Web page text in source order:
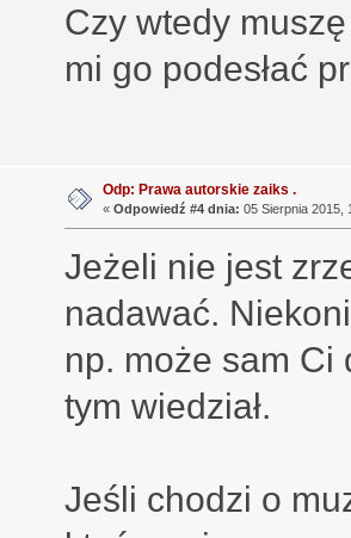
Czy wtedy
mi go podesłać
Odp: Prawa autorskie zaiks .
« Odpowiedź #4 dnia: 05 Sierpnia 2015,
Jeżeli nie jest
nadawać.
np. może sam Ci
tym wiedział.
Jeśli chodzi o